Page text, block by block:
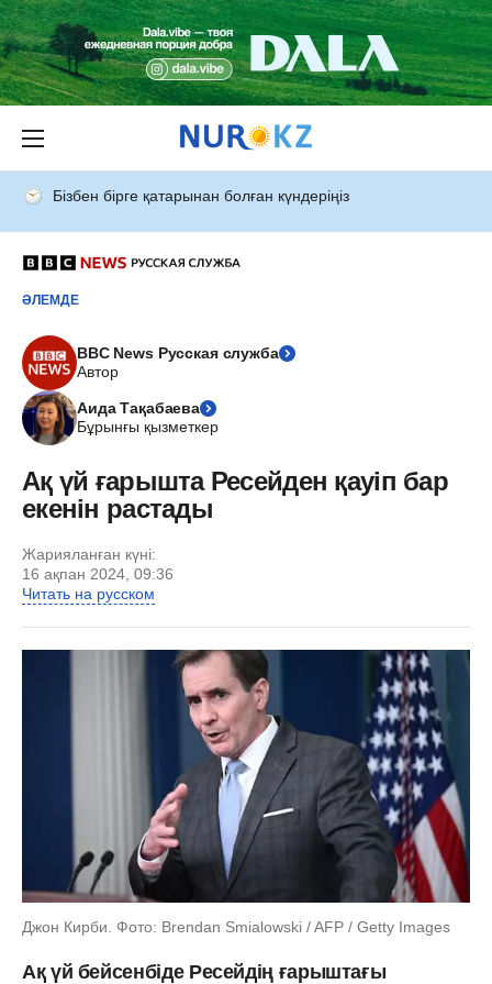
Бізбен бірге қатарынан болған күндеріңіз
ӘЛЕМДЕ
BBC News Русская служба
Автор
Аида Тақабаева
Бұрынғы қызметкер
Ақ үй ғарышта Ресейден қауіп бар
екенін растады
Жарияланған күні:
16 ақпан 2024, 09:36
Читать на русском
Джон Кирби. Фото: Brendan Smialowski / AFP / Getty Images
Ақ үй бейсенбіде Ресейдің ғарыштағы